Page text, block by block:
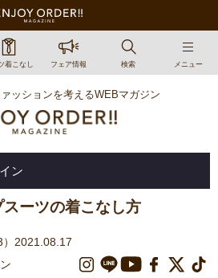
着こなし フェア情報 検索 メニュー
ッションを考えるWEBマガジン
ン
ーツの着こなし方
）2021.08.17